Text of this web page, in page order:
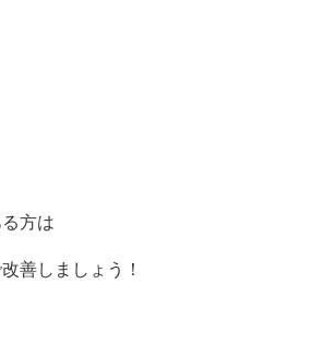
方は
善しましょう！